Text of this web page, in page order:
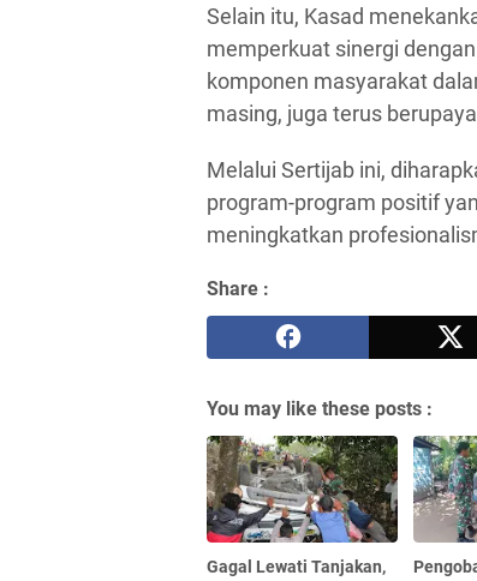
Selain itu, Kasad
memperkuat sinergi
komponen masyarakat
masing, juga terus
Melalui Sertijab ini,
program-program positif
meningkatkan
Share :
You may like these posts :
Gagal Lewati Tanjakan,